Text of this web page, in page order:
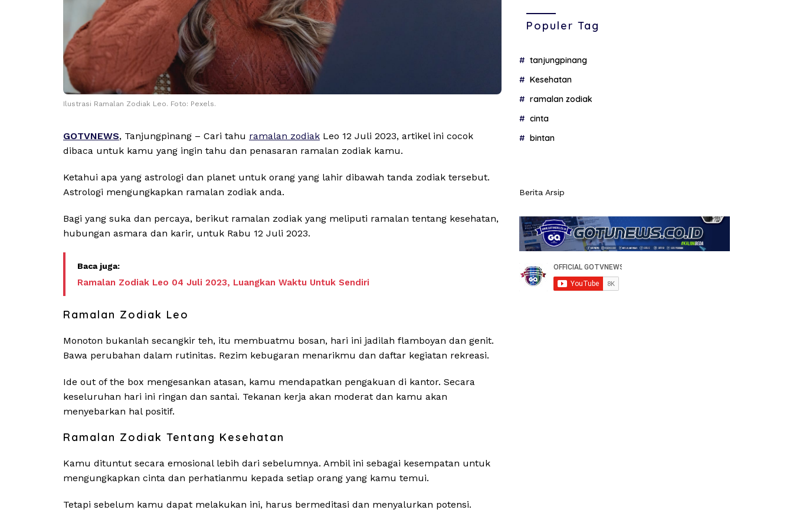
Ilustrasi Ramalan Zodiak Leo. Foto: Pexels.
GOTVNEWS, Tanjungpinang – Cari tahu ramalan zodiak Leo 12 Juli 2023, artikel ini cocok
dibaca untuk kamu yang ingin tahu dan penasaran ramalan zodiak kamu.
Ketahui apa yang astrologi dan planet untuk orang yang lahir dibawah tanda zodiak tersebut.
Astrologi mengungkapkan ramalan zodiak anda.
Bagi yang suka dan percaya, berikut ramalan zodiak yang meliputi ramalan tentang kesehatan,
hubungan asmara dan karir, untuk Rabu 12 Juli 2023.
Ramalan Zodiak Leo 04 Juli 2023, Luangkan Waktu Untuk Sendiri
Ramalan Zodiak Leo
Monoton bukanlah secangkir teh, itu membuatmu bosan, hari ini jadilah flamboyan dan genit.
Bawa perubahan dalam rutinitas. Rezim kebugaran menarikmu dan daftar kegiatan rekreasi.
Ide out of the box mengesankan atasan, kamu mendapatkan pengakuan di kantor. Secara
keseluruhan hari ini ringan dan santai. Tekanan kerja akan moderat dan kamu akan
menyebarkan hal positif.
Ramalan Zodiak Tentang Kesehatan
Kamu dituntut secara emosional lebih dari sebelumnya. Ambil ini sebagai kesempatan untuk
mengungkapkan cinta dan perhatianmu kepada setiap orang yang kamu temui.
Tetapi sebelum kamu dapat melakukan ini, harus bermeditasi dan menyalurkan potensi.
Populer Tag
tanjungpinang
Kesehatan
ramalan zodiak
cinta
bintan
Berita Arsip